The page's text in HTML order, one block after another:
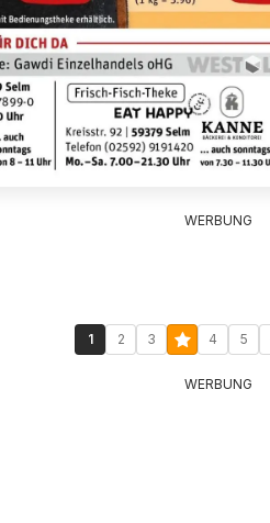
WERBUNG
1 2 3 4 5
WERBUNG